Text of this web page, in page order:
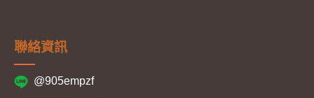
聯絡資訊
@905empzf